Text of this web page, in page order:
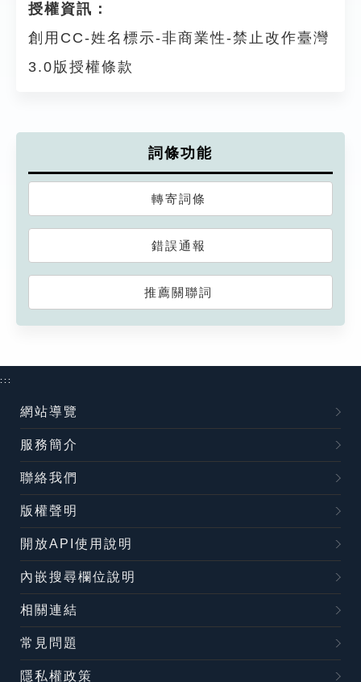
授權資訊：
創用CC-姓名標示-非商業性-禁止改作臺灣
3.0版授權條款
詞條功能
轉寄詞條
錯誤通報
推薦關聯詞
:::
網站導覽
服務簡介
聯絡我們
版權聲明
開放API使用說明
內嵌搜尋欄位說明
相關連結
常見問題
隱私權政策